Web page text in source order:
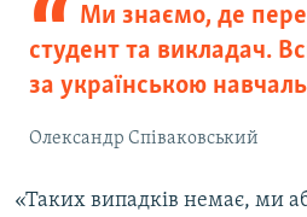
Ми знаємо, де
студент та викладач.
за українською
Олександр Співаковський
«Таких випадків немає, ми